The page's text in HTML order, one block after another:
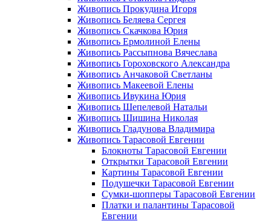
Живопись Прокудина Игоря
Живопись Беляева Сергея
Живопись Скачкова Юрия
Живопись Ермолиной Елены
Живопись Рассыпнова Вячеслава
Живопись Гороховского Александра
Живопись Анчаковой Светланы
Живопись Макеевой Елены
Живопись Ивукина Юрия
Живопись Шепелевой Натальи
Живопись Шишина Николая
Живопись Гладунова Владимира
Живопись Тарасовой Евгении
Блокноты Тарасовой Евгении
Открытки Тарасовой Евгении
Картины Тарасовой Евгении
Подушечки Тарасовой Евгении
Сумки-шопперы Тарасовой Евгении
Платки и палантины Тарасовой
Евгении